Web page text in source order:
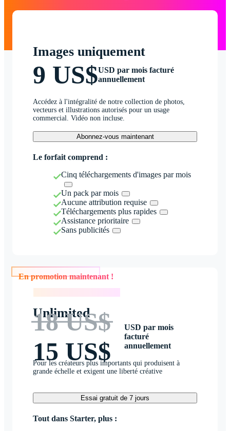
Images uniquement
9 US$USD par mois facturé
annuellement
Accédez à l'intégralité de notre collection de photos,
vecteurs et illustrations autorisés pour un usage
commercial. Vidéo non incluse.
Abonnez-vous maintenant
Le forfait comprend :
Cinq téléchargements d'images par mois
Un pack par mois
Aucune attribution requise
Téléchargements plus rapides
Assistance prioritaire
Sans publicités
En promotion maintenant !
Unlimited
18 US$
15 US$
USD par mois
facturé
annuellement
Pour les créateurs plus importants qui produisent à
grande échelle et exigent une liberté créative
Essai gratuit de 7 jours
Tout dans Starter, plus :